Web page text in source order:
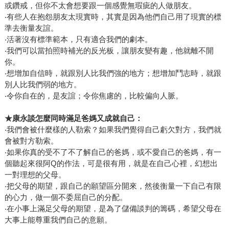
或鑽戒，但你不太會想要跟一個感覺無瑕疵的人做朋友。
‧有些人在抱怨朋友太現實時，其實是因為他們自己用了現實的標
準去衡量友誼。
‧活著沒有標準範本，只有適合我們的劇本。
‧我們可以當拍照時補光的反光板，讓朋友變有趣，他就離不開
你。
‧想增加自信時，就跟別人比我們強的地方；想增加鬥志時，就跟
別人比我們弱的地方。
‧令你自在的，是友誼；令你焦慮的，比較偏向人脈。
★康永談怎麼同時滿足爸媽又成就自己：
‧我們會被什麼樣的人勒索？如果我們覺得自己虧欠對方，我們就
會被對方勒索。
‧如果你真的受不了不了解自己的爸媽，或不愛自己的爸媽，有一
個聽起來很阿Q的作法，可是很有用，就是在自己心裡，幻想出
一對理想的父母。
‧把父母的期望，跟自己的願望區分開來，然後衡量一下自己有限
的心力，做一個不委屈自己的分配。
‧在小事上滿足父母的期望，是為了儲備談判的籌碼，希望父母在
大事上能尊重我們自己的意願。